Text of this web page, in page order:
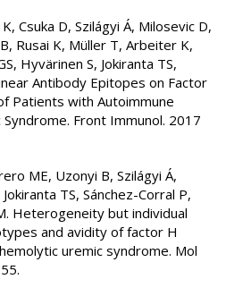
Csuka D, Szilágyi Á, Milosevic D,
Rusai K, Müller T, Arbeiter K,
Hyvärinen S, Jokiranta TS,
Antibody Epitopes on Factor
Patients with Autoimmune
Front Immunol. 2017
ME, Uzonyi B, Szilágyi Á,
TS, Sánchez-Corral P,
Heterogeneity but individual
and avidity of factor H
uremic syndrome. Mol